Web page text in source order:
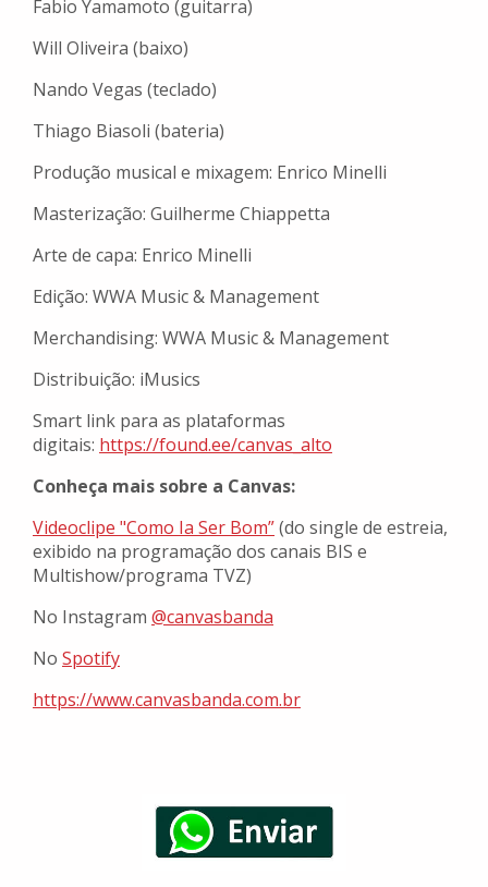
Fabio Yamamoto (guitarra)
Will Oliveira (baixo)
Nando Vegas (teclado)
Thiago Biasoli (bateria)
Produção musical e mixagem: Enrico Minelli
Masterização: Guilherme Chiappetta
Arte de capa: Enrico Minelli
Edição: WWA Music & Management
Merchandising: WWA Music & Management
Distribuição: iMusics
Smart link para as plataformas
digitais: https://found.ee/canvas_alto
Conheça mais sobre a Canvas:
Videoclipe "Como Ia Ser Bom”(do single de estreia,
exibido na programação dos canais BIS e
Multishow/programa TVZ)
No Instagram @canvasbanda
No Spotify
https://www.canvasbanda.com.br